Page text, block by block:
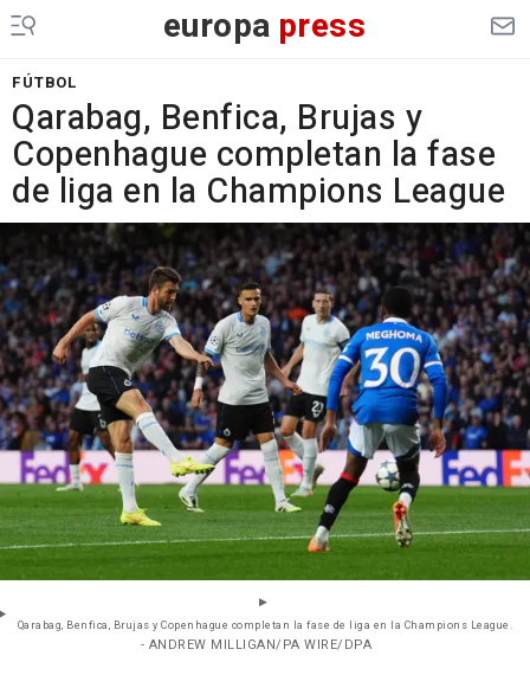
europa press
FÚTBOL
Qarabag, Benfica, Brujas y
Copenhague completan la fase
de liga en la Champions League
Qarabag, Benfica, Brujas y Copenhague completan la fase de liga en la Champions League.
- ANDREW MILLIGAN/PA WIRE/DPA